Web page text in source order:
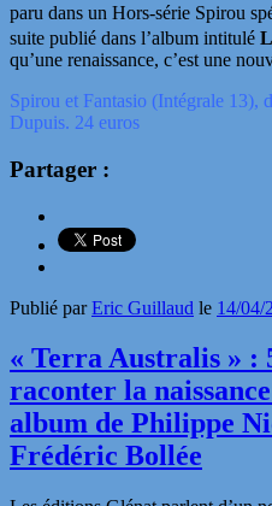
paru dans un Hors-série Spirou
suite publié dans l’album intitulé
qu’une renaissance, c’est une
Spirou et Fantasio (Intégrale 13),
Dupuis. 24 euros
Partager :
Publié parEric Guillaud le 14/04/
« Terra Australis » :
raconter la
album de Philippe
Frédéric Bollée